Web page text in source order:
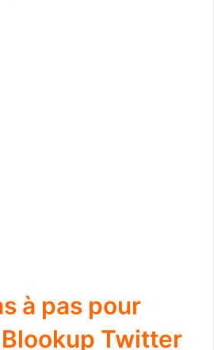
à pas pour
Twitter